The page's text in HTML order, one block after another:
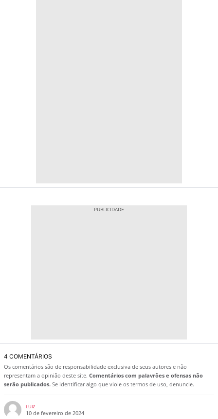
4 COMENTÁRIOS
Os comentários são de responsabilidade exclusiva de seus autores e não
representam a opinião deste site. Comentários com palavrões e ofensas não
serão publicados. Se identificar algo que viole os termos de uso, denuncie.
LUIZ
10 de fevereiro de 2024